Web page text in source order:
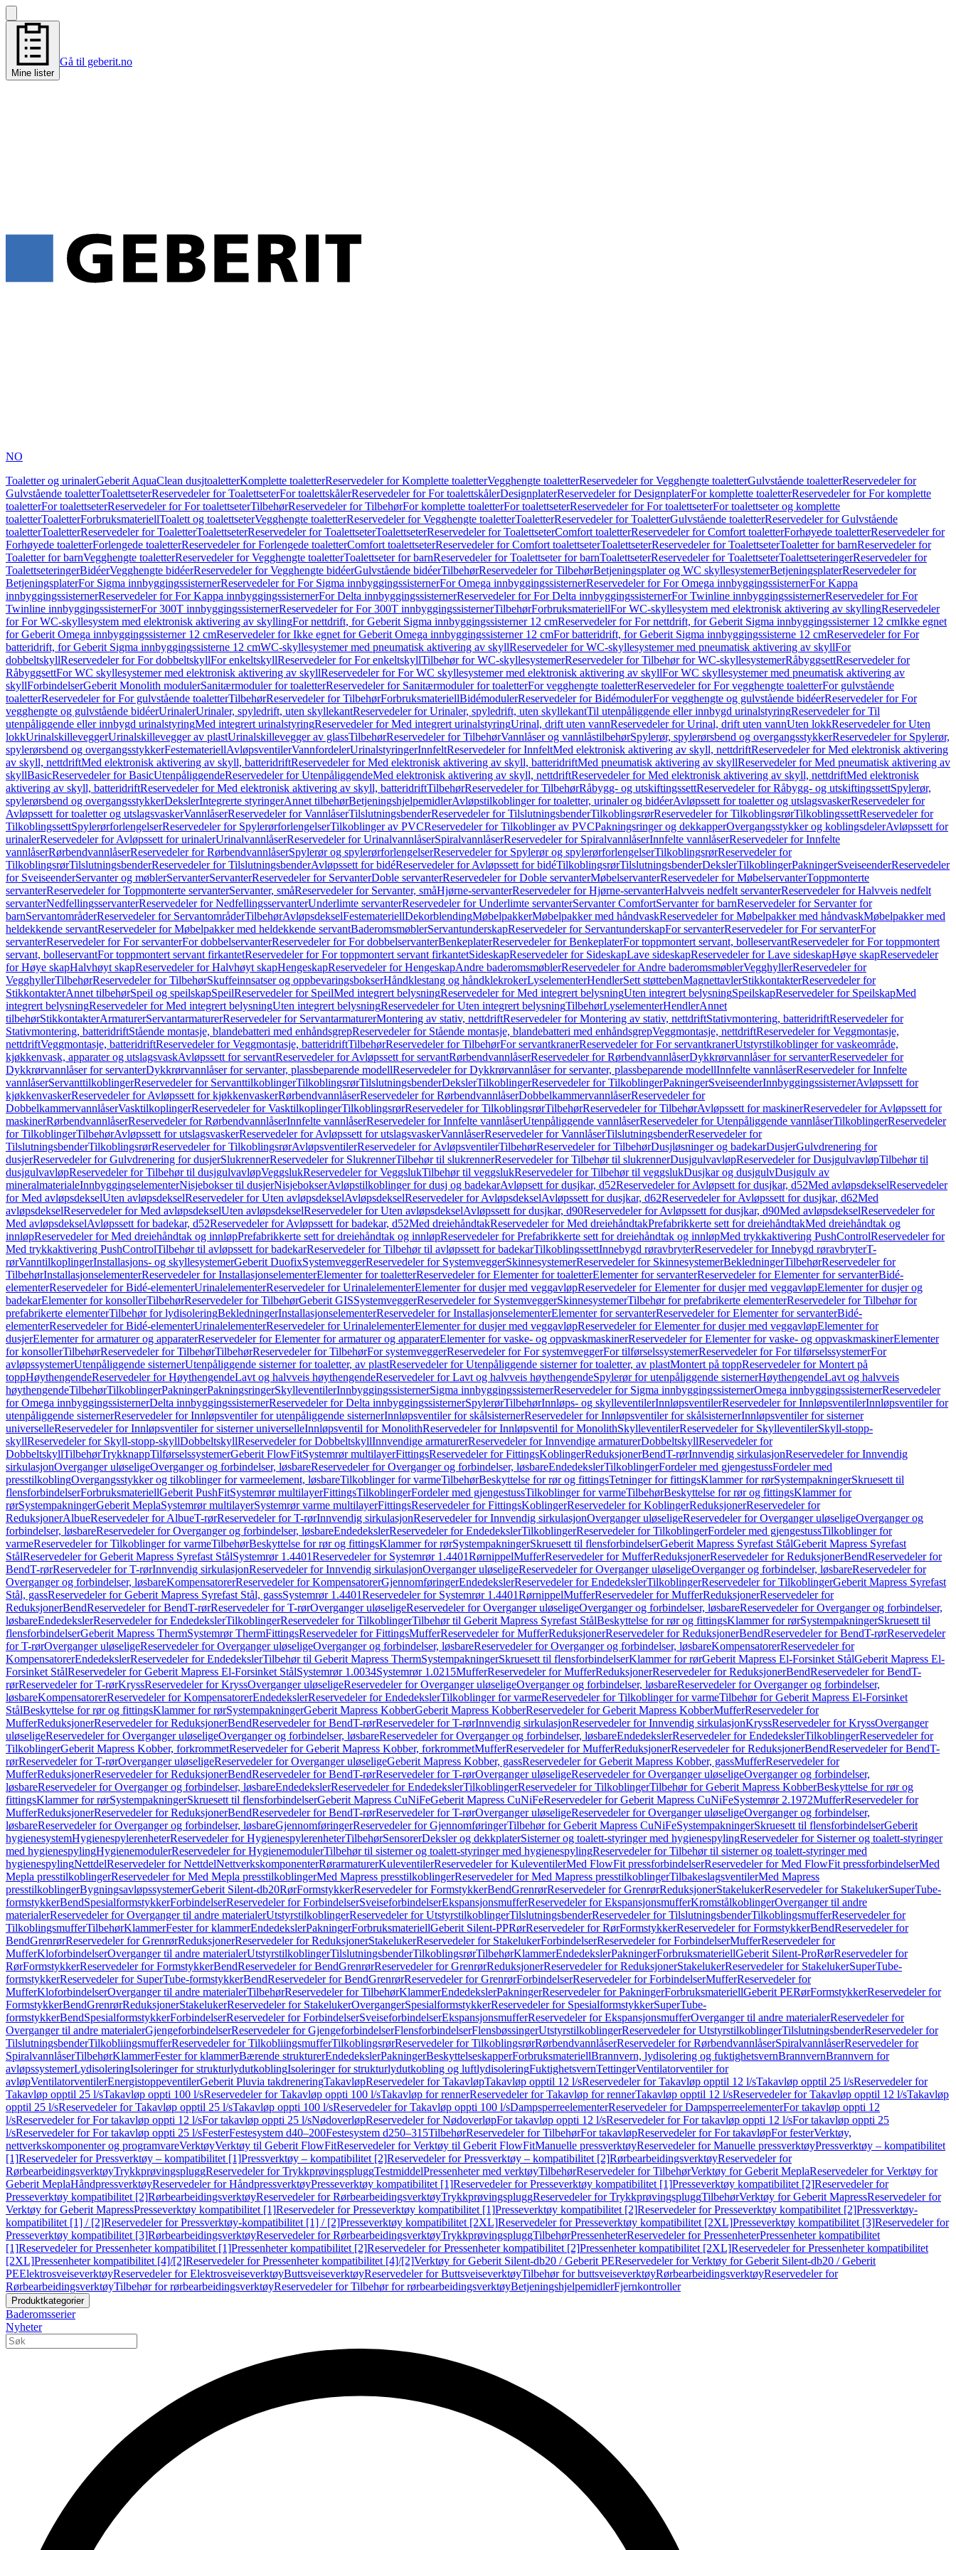
Mine lister
Gå til geberit.no
NO
Toaletter og urinalerGeberit AquaClean dusjtoaletterKomplette toaletterReservedeler for Komplette toaletterVegghengte toaletterReservedeler for Vegghengte toaletterGulvstående toaletterReservedeler for
Gulvstående toaletterToalettseterReservedeler for ToalettseterFor toalettskålerReservedeler for For toalettskålerDesignplaterReservedeler for DesignplaterFor komplette toaletterReservedeler for For komplette
toaletterFor toalettseterReservedeler for For toalettseterTilbehørReservedeler for TilbehørFor komplette toaletterFor toalettseterReservedeler for For toalettseterFor toalettseter og komplette
toaletterToaletterForbruksmateriellToalett og toalettseterVegghengte toaletterReservedeler for Vegghengte toaletterToaletterReservedeler for ToaletterGulvstående toaletterReservedeler for Gulvstående
toaletterToaletterReservedeler for ToaletterToalettseterReservedeler for ToalettseterToalettseterReservedeler for ToalettseterComfort toaletterReservedeler for Comfort toaletterForhøyede toaletterReservedeler for
Forhøyede toaletterForlengede toaletterReservedeler for Forlengede toaletterComfort toalettseterReservedeler for Comfort toalettseterToalettseterReservedeler for ToalettseterToaletter for barnReservedeler for
Toaletter for barnVegghengte toaletterReservedeler for Vegghengte toaletterToalettseter for barnReservedeler for Toalettseter for barnToalettseterReservedeler for ToalettseterToalettseteringerReservedeler for
ToalettseteringerBidéerVegghengte bidéerReservedeler for Vegghengte bidéerGulvstående bidéerTilbehørReservedeler for TilbehørBetjeningsplater og WC skyllesystemerBetjeningsplaterReservedeler for
BetjeningsplaterFor Sigma innbyggingssisternerReservedeler for For Sigma innbyggingssisternerFor Omega innbyggingssisternerReservedeler for For Omega innbyggingssisternerFor Kappa
innbyggingssisternerReservedeler for For Kappa innbyggingssisternerFor Delta innbyggingssisternerReservedeler for For Delta innbyggingssisternerFor Twinline innbyggingssisternerReservedeler for For
Twinline innbyggingssisternerFor 300T innbyggingssisternerReservedeler for For 300T innbyggingssisternerTilbehørForbruksmateriellFor WC-skyllesystem med elektronisk aktivering av skyllingReservedeler
for For WC-skyllesystem med elektronisk aktivering av skyllingFor nettdrift, for Geberit Sigma innbyggingssisterner 12 cmReservedeler for For nettdrift, for Geberit Sigma innbyggingssisterner 12 cmIkke egnet
for Geberit Omega innbyggingssisterner 12 cmReservedeler for Ikke egnet for Geberit Omega innbyggingssisterner 12 cmFor batteridrift, for Geberit Sigma innbyggingssisterne 12 cmReservedeler for For
batteridrift, for Geberit Sigma innbyggingssisterne 12 cmWC-skyllesystemer med pneumatisk aktivering av skyllReservedeler for WC-skyllesystemer med pneumatisk aktivering av skyllFor
dobbeltskyllReservedeler for For dobbeltskyllFor enkeltskyllReservedeler for For enkeltskyllTilbehør for WC-skyllesystemerReservedeler for Tilbehør for WC-skyllesystemerRåbyggsettReservedeler for
RåbyggsettFor WC skyllesystemer med elektronisk aktivering av skyllReservedeler for For WC skyllesystemer med elektronisk aktivering av skyllFor WC skyllesystemer med pneumatisk aktivering av
skyllForbindelserGeberit Monolith modulerSanitærmoduler for toaletterReservedeler for Sanitærmoduler for toaletterFor vegghengte toaletterReservedeler for For vegghengte toaletterFor gulvstående
toaletterReservedeler for For gulvstående toaletterTilbehørReservedeler for TilbehørForbruksmateriellBidémodulerReservedeler for BidémodulerFor vegghengte og gulvstående bidéerReservedeler for For
vegghengte og gulvstående bidéerUrinalerUrinaler, spyledrift, uten skyllekantReservedeler for Urinaler, spyledrift, uten skyllekantTil utenpåliggende eller innbygd urinalstyringReservedeler for Til
utenpåliggende eller innbygd urinalstyringMed integrert urinalstyringReservedeler for Med integrert urinalstyringUrinal, drift uten vannReservedeler for Urinal, drift uten vannUten lokkReservedeler for Uten
lokkUrinalskilleveggerUrinalskillevegger av plastUrinalskillevegger av glassTilbehørReservedeler for TilbehørVannlåser og vannlåstilbehørSpylerør, spylerørsbend og overgangsstykkerReservedeler for Spylerør,
spylerørsbend og overgangsstykkerFestemateriellAvløpsventilerVannfordelerUrinalstyringerInnfeltReservedeler for InnfeltMed elektronisk aktivering av skyll, nettdriftReservedeler for Med elektronisk aktivering
av skyll, nettdriftMed elektronisk aktivering av skyll, batteridriftReservedeler for Med elektronisk aktivering av skyll, batteridriftMed pneumatisk aktivering av skyllReservedeler for Med pneumatisk aktivering av
skyllBasicReservedeler for BasicUtenpåliggendeReservedeler for UtenpåliggendeMed elektronisk aktivering av skyll, nettdriftReservedeler for Med elektronisk aktivering av skyll, nettdriftMed elektronisk
aktivering av skyll, batteridriftReservedeler for Med elektronisk aktivering av skyll, batteridriftTilbehørReservedeler for TilbehørRåbygg- og utskiftingssettReservedeler for Råbygg- og utskiftingssettSpylerør,
spylerørsbend og overgangsstykkerDekslerIntegrerte styringerAnnet tilbehørBetjeningshjelpemidlerAvløpstilkoblinger for toaletter, urinaler og bidéerAvløpssett for toaletter og utslagsvaskerReservedeler for
Avløpssett for toaletter og utslagsvaskerVannlåserReservedeler for VannlåserTilslutningsbenderReservedeler for TilslutningsbenderTilkoblingsrørReservedeler for TilkoblingsrørTilkoblingssettReservedeler for
TilkoblingssettSpylerørforlengelserReservedeler for SpylerørforlengelserTilkoblinger av PVCReservedeler for Tilkoblinger av PVCPakningsringer og dekkapperOvergangsstykker og koblingsdelerAvløpssett for
urinalerReservedeler for Avløpssett for urinalerUrinalvannlåserReservedeler for UrinalvannlåserSpiralvannlåserReservedeler for SpiralvannlåserInnfelte vannlåserReservedeler for Innfelte
vannlåserRørbendvannlåserReservedeler for RørbendvannlåserSpylerør og spylerørforlengelserReservedeler for Spylerør og spylerørforlengelserTilkoblingsrørReservedeler for
TilkoblingsrørTilslutningsbenderReservedeler for TilslutningsbenderAvløpssett for bidéReservedeler for Avløpssett for bidéTilkoblingsrørTilslutningsbenderDekslerTilkoblingerPakningerSveiseenderReservedeler
for SveiseenderServanter og møblerServanterServanterReservedeler for ServanterDoble servanterReservedeler for Doble servanterMøbelservanterReservedeler for MøbelservanterToppmonterte
servanterReservedeler for Toppmonterte servanterServanter, småReservedeler for Servanter, småHjørne-servanterReservedeler for Hjørne-servanterHalvveis nedfelt servanterReservedeler for Halvveis nedfelt
servanterNedfellingsservanterReservedeler for NedfellingsservanterUnderlimte servanterReservedeler for Underlimte servanterServanter ComfortServanter for barnReservedeler for Servanter for
barnServantområderReservedeler for ServantområderTilbehørAvløpsdekselFestemateriellDekorblendingMøbelpakkerMøbelpakker med håndvaskReservedeler for Møbelpakker med håndvaskMøbelpakker med
heldekkende servantReservedeler for Møbelpakker med heldekkende servantBaderomsmøblerServantunderskapReservedeler for ServantunderskapFor servanterReservedeler for For servanterFor
servanterReservedeler for For servanterFor dobbelservanterReservedeler for For dobbelservanterBenkeplaterReservedeler for BenkeplaterFor toppmontert servant, bolleservantReservedeler for For toppmontert
servant, bolleservantFor toppmontert servant firkantetReservedeler for For toppmontert servant firkantetSideskapReservedeler for SideskapLave sideskapReservedeler for Lave sideskapHøye skapReservedeler
for Høye skapHalvhøyt skapReservedeler for Halvhøyt skapHengeskapReservedeler for HengeskapAndre baderomsmøblerReservedeler for Andre baderomsmøblerVegghyllerReservedeler for
VegghyllerTilbehørReservedeler for TilbehørSkuffeinnsatser og oppbevaringsbokserHåndklestang og håndklekrokerLyselementerHendlerSett støttebenMagnettavlerStikkontakterReservedeler for
StikkontakterAnnet tilbehørSpeil og speilskapSpeilReservedeler for SpeilMed integrert belysningReservedeler for Med integrert belysningUten integrert belysningSpeilskapReservedeler for SpeilskapMed
integrert belysningReservedeler for Med integrert belysningUten integrert belysningReservedeler for Uten integrert belysningTilbehørLyselementerHendlerAnnet
tilbehørStikkontakterArmaturerServantarmaturerReservedeler for ServantarmaturerMontering av stativ, nettdriftReservedeler for Montering av stativ, nettdriftStativmontering, batteridriftReservedeler for
Stativmontering, batteridriftStående montasje, blandebatteri med enhåndsgrepReservedeler for Stående montasje, blandebatteri med enhåndsgrepVeggmontasje, nettdriftReservedeler for Veggmontasje,
nettdriftVeggmontasje, batteridriftReservedeler for Veggmontasje, batteridriftTilbehørReservedeler for TilbehørFor servantkranerReservedeler for For servantkranerUtstyrstilkoblinger for vaskeområde,
kjøkkenvask, apparater og utslagsvaskAvløpssett for servantReservedeler for Avløpssett for servantRørbendvannlåserReservedeler for RørbendvannlåserDykkrørvannlåser for servanterReservedeler for
Dykkrørvannlåser for servanterDykkrørvannlåser for servanter, plassbeparende modellReservedeler for Dykkrørvannlåser for servanter, plassbeparende modellInnfelte vannlåserReservedeler for Innfelte
vannlåserServanttilkoblingerReservedeler for ServanttilkoblingerTilkoblingsrørTilslutningsbenderDekslerTilkoblingerReservedeler for TilkoblingerPakningerSveiseenderInnbyggingssisternerAvløpssett for
kjøkkenvaskerReservedeler for Avløpssett for kjøkkenvaskerRørbendvannlåserReservedeler for RørbendvannlåserDobbelkammervannlåserReservedeler for
DobbelkammervannlåserVasktilkoplingerReservedeler for VasktilkoplingerTilkoblingsrørReservedeler for TilkoblingsrørTilbehørReservedeler for TilbehørAvløpssett for maskinerReservedeler for Avløpssett for
maskinerRørbendvannlåserReservedeler for RørbendvannlåserInnfelte vannlåserReservedeler for Innfelte vannlåserUtenpåliggende vannlåserReservedeler for Utenpåliggende vannlåserTilkoblingerReservedeler
for TilkoblingerTilbehørAvløpssett for utslagsvaskerReservedeler for Avløpssett for utslagsvaskerVannlåserReservedeler for VannlåserTilslutningsbenderReservedeler for
TilslutningsbenderTilkoblingsrørReservedeler for TilkoblingsrørAvløpsventilerReservedeler for AvløpsventilerTilbehørReservedeler for TilbehørDusjløsninger og badekarDusjerGulvdrenering for
dusjerReservedeler for Gulvdrenering for dusjerSlukrennerReservedeler for SlukrennerTilbehør til slukrennerReservedeler for Tilbehør til slukrennerDusjgulvavløpReservedeler for DusjgulvavløpTilbehør til
dusjgulvavløpReservedeler for Tilbehør til dusjgulvavløpVeggslukReservedeler for VeggslukTilbehør til veggslukReservedeler for Tilbehør til veggslukDusjkar og dusjgulvDusjgulv av
mineralmaterialeInnbyggingselementerNisjebokser til dusjerNisjebokserAvløpstilkoblinger for dusj og badekarAvløpsett for dusjkar, d52Reservedeler for Avløpsett for dusjkar, d52Med avløpsdekselReservedeler
for Med avløpsdekselUten avløpsdekselReservedeler for Uten avløpsdekselAvløpsdekselReservedeler for AvløpsdekselAvløpssett for dusjkar, d62Reservedeler for Avløpssett for dusjkar, d62Med
avløpsdekselReservedeler for Med avløpsdekselUten avløpsdekselReservedeler for Uten avløpsdekselAvløpssett for dusjkar, d90Reservedeler for Avløpssett for dusjkar, d90Med avløpsdekselReservedeler for
Med avløpsdekselAvløpssett for badekar, d52Reservedeler for Avløpssett for badekar, d52Med dreiehåndtakReservedeler for Med dreiehåndtakPrefabrikkerte sett for dreiehåndtakMed dreiehåndtak og
innløpReservedeler for Med dreiehåndtak og innløpPrefabrikkerte sett for dreiehåndtak og innløpReservedeler for Prefabrikkerte sett for dreiehåndtak og innløpMed trykkaktivering PushControlReservedeler for
Med trykkaktivering PushControlTilbehør til avløpssett for badekarReservedeler for Tilbehør til avløpssett for badekarTilkoblingssettInnebygd røravbryterReservedeler for Innebygd røravbryterT-
rørVanntilkoplingerInstallasjons- og skyllesystemerGeberit DuofixSystemveggerReservedeler for SystemveggerSkinnesystemerReservedeler for SkinnesystemerBekledningerTilbehørReservedeler for
TilbehørInstallasjonselementerReservedeler for InstallasjonselementerElementer for toaletterReservedeler for Elementer for toaletterElementer for servanterReservedeler for Elementer for servanterBidé-
elementerReservedeler for Bidé-elementerUrinalelementerReservedeler for UrinalelementerElementer for dusjer med veggavløpReservedeler for Elementer for dusjer med veggavløpElementer for dusjer og
badekarElementer for konsollerTilbehørReservedeler for TilbehørGeberit GISSystemveggerReservedeler for SystemveggerSkinnesystemerTilbehør for prefabrikerte elementerReservedeler for Tilbehør for
prefabrikerte elementerTilbehør for lydisoleringBekledningerInstallasjonselementerReservedeler for InstallasjonselementerElementer for servanterReservedeler for Elementer for servanterBidé-
elementerReservedeler for Bidé-elementerUrinalelementerReservedeler for UrinalelementerElementer for dusjer med veggavløpReservedeler for Elementer for dusjer med veggavløpElementer for
dusjerElementer for armaturer og apparaterReservedeler for Elementer for armaturer og apparaterElementer for vaske- og oppvaskmaskinerReservedeler for Elementer for vaske- og oppvaskmaskinerElementer
for konsollerTilbehørReservedeler for TilbehørTilbehørReservedeler for TilbehørFor systemveggerReservedeler for For systemveggerFor tilførselssystemerReservedeler for For tilførselssystemerFor
avløpssystemerUtenpåliggende sisternerUtenpåliggende sisterner for toaletter, av plastReservedeler for Utenpåliggende sisterner for toaletter, av plastMontert på toppReservedeler for Montert på
toppHøythengendeReservedeler for HøythengendeLavt og halvveis høythengendeReservedeler for Lavt og halvveis høythengendeSpylerør for utenpåliggende sisternerHøythengendeLavt og halvveis
høythengendeTilbehørTilkoblingerPakningerPakningsringerSkylleventilerInnbyggingssisternerSigma innbyggingssisternerReservedeler for Sigma innbyggingssisternerOmega innbyggingssisternerReservedeler
for Omega innbyggingssisternerDelta innbyggingssisternerReservedeler for Delta innbyggingssisternerSpylerørTilbehørInnløps- og skylleventilerInnløpsventilerReservedeler for InnløpsventilerInnløpsventiler for
utenpåliggende sisternerReservedeler for Innløpsventiler for utenpåliggende sisternerInnløpsventiler for skålsisternerReservedeler for Innløpsventiler for skålsisternerInnløpsventiler for sisterner
universelleReservedeler for Innløpsventiler for sisterner universelleInnløpsventil for MonolithReservedeler for Innløpsventil for MonolithSkylleventilerReservedeler for SkylleventilerSkyll-stopp-
skyllReservedeler for Skyll-stopp-skyllDobbeltskyllReservedeler for DobbeltskyllInnvendige armaturerReservedeler for Innvendige armaturerDobbeltskyllReservedeler for
DobbeltskyllTilbehørTrykknappTilførselssystemerGeberit FlowFitSystemrør multilayerFittingsReservedeler for FittingsKoblingerReduksjonerBendT-rørInnvendig sirkulasjonReservedeler for Innvendig
sirkulasjonOverganger uløseligeOverganger og forbindelser, løsbareReservedeler for Overganger og forbindelser, løsbareEndedekslerTilkoblingerFordeler med gjengestussFordeler med
presstilkoblingOvergangsstykker og tilkoblinger for varmeelement, løsbareTilkoblinger for varmeTilbehørBeskyttelse for rør og fittingsTetninger for fittingsKlammer for rørSystempakningerSkruesett til
flensforbindelserForbruksmateriellGeberit PushFitSystemrør multilayerFittingsTilkoblingerFordeler med gjengestussTilkoblinger for varmeTilbehørBeskyttelse for rør og fittingsKlammer for
rørSystempakningerGeberit MeplaSystemrør multilayerSystemrør varme multilayerFittingsReservedeler for FittingsKoblingerReservedeler for KoblingerReduksjonerReservedeler for
ReduksjonerAlbueReservedeler for AlbueT-rørReservedeler for T-rørInnvendig sirkulasjonReservedeler for Innvendig sirkulasjonOverganger uløseligeReservedeler for Overganger uløseligeOverganger og
forbindelser, løsbareReservedeler for Overganger og forbindelser, løsbareEndedekslerReservedeler for EndedekslerTilkoblingerReservedeler for TilkoblingerFordeler med gjengestussTilkoblinger for
varmeReservedeler for Tilkoblinger for varmeTilbehørBeskyttelse for rør og fittingsKlammer for rørSystempakningerSkruesett til flensforbindelserGeberit Mapress Syrefast StålGeberit Mapress Syrefast
StålReservedeler for Geberit Mapress Syrefast StålSystemrør 1.4401Reservedeler for Systemrør 1.4401RørnippelMufferReservedeler for MufferReduksjonerReservedeler for ReduksjonerBendReservedeler for
BendT-rørReservedeler for T-rørInnvendig sirkulasjonReservedeler for Innvendig sirkulasjonOverganger uløseligeReservedeler for Overganger uløseligeOverganger og forbindelser, løsbareReservedeler for
Overganger og forbindelser, løsbareKompensatorerReservedeler for KompensatorerGjennomføringerEndedekslerReservedeler for EndedekslerTilkoblingerReservedeler for TilkoblingerGeberit Mapress Syrefast
Stål, gassReservedeler for Geberit Mapress Syrefast Stål, gassSystemrør 1.4401Reservedeler for Systemrør 1.4401RørnippelMufferReservedeler for MufferReduksjonerReservedeler for
ReduksjonerBendReservedeler for BendT-rørReservedeler for T-rørOverganger uløseligeReservedeler for Overganger uløseligeOverganger og forbindelser, løsbareReservedeler for Overganger og forbindelser,
løsbareEndedekslerReservedeler for EndedekslerTilkoblingerReservedeler for TilkoblingerTilbehør til Geberit Mapress Syrefast StålBeskyttelse for rør og fittingsKlammer for rørSystempakningerSkruesett til
flensforbindelserGeberit Mapress ThermSystemrør ThermFittingsReservedeler for FittingsMufferReservedeler for MufferReduksjonerReservedeler for ReduksjonerBendReservedeler for BendT-rørReservedeler
for T-rørOverganger uløseligeReservedeler for Overganger uløseligeOverganger og forbindelser, løsbareReservedeler for Overganger og forbindelser, løsbareKompensatorerReservedeler for
KompensatorerEndedekslerReservedeler for EndedekslerTilbehør til Geberit Mapress ThermSystempakningerSkruesett til flensforbindelserKlammer for rørGeberit Mapress El-Forsinket StålGeberit Mapress El-
Forsinket StålReservedeler for Geberit Mapress El-Forsinket StålSystemrør 1.0034Systemrør 1.0215MufferReservedeler for MufferReduksjonerReservedeler for ReduksjonerBendReservedeler for BendT-
rørReservedeler for T-rørKryssReservedeler for KryssOverganger uløseligeReservedeler for Overganger uløseligeOverganger og forbindelser, løsbareReservedeler for Overganger og forbindelser,
løsbareKompensatorerReservedeler for KompensatorerEndedekslerReservedeler for EndedekslerTilkoblinger for varmeReservedeler for Tilkoblinger for varmeTilbehør for Geberit Mapress El-Forsinket
StålBeskyttelse for rør og fittingsKlammer for rørSystempakningerGeberit Mapress KobberGeberit Mapress KobberReservedeler for Geberit Mapress KobberMufferReservedeler for
MufferReduksjonerReservedeler for ReduksjonerBendReservedeler for BendT-rørReservedeler for T-rørInnvendig sirkulasjonReservedeler for Innvendig sirkulasjonKryssReservedeler for KryssOverganger
uløseligeReservedeler for Overganger uløseligeOverganger og forbindelser, løsbareReservedeler for Overganger og forbindelser, løsbareEndedekslerReservedeler for EndedekslerTilkoblingerReservedeler for
TilkoblingerGeberit Mapress Kobber, forkrommetReservedeler for Geberit Mapress Kobber, forkrommetMufferReservedeler for MufferReduksjonerReservedeler for ReduksjonerBendReservedeler for BendT-
rørReservedeler for T-rørOverganger uløseligeReservedeler for Overganger uløseligeGeberit Mapress Kobber, gassReservedeler for Geberit Mapress Kobber, gassMufferReservedeler for
MufferReduksjonerReservedeler for ReduksjonerBendReservedeler for BendT-rørReservedeler for T-rørOverganger uløseligeReservedeler for Overganger uløseligeOverganger og forbindelser,
løsbareReservedeler for Overganger og forbindelser, løsbareEndedekslerReservedeler for EndedekslerTilkoblingerReservedeler for TilkoblingerTilbehør for Geberit Mapress KobberBeskyttelse for rør og
fittingsKlammer for rørSystempakningerSkruesett til flensforbindelserGeberit Mapress CuNiFeGeberit Mapress CuNiFeReservedeler for Geberit Mapress CuNiFeSystemrør 2.1972MufferReservedeler for
MufferReduksjonerReservedeler for ReduksjonerBendReservedeler for BendT-rørReservedeler for T-rørOverganger uløseligeReservedeler for Overganger uløseligeOverganger og forbindelser,
løsbareReservedeler for Overganger og forbindelser, løsbareGjennomføringerReservedeler for GjennomføringerTilbehør for Geberit Mapress CuNiFeSystempakningerSkruesett til flensforbindelserGeberit
hygienesystemHygienespylerenheterReservedeler for HygienespylerenheterTilbehørSensorerDeksler og dekkplaterSisterner og toalett-styringer med hygienespylingReservedeler for Sisterner og toalett-styringer
med hygienespylingHygienemodulerReservedeler for HygienemodulerTilbehør til sisterner og toalett-styringer med hygienespylingReservedeler for Tilbehør til sisterner og toalett-styringer med
hygienespylingNettdelReservedeler for NettdelNettverkskomponenterRørarmaturerKuleventilerReservedeler for KuleventilerMed FlowFit pressforbindelserReservedeler for Med FlowFit pressforbindelserMed
Mepla presstilkoblingerReservedeler for Med Mepla presstilkoblingerMed Mapress presstilkoblingerReservedeler for Med Mapress presstilkoblingerTilbakeslagsventilerMed Mapress
presstilkoblingerBygningsavløpssystemerGeberit Silent-db20RørFormstykkerReservedeler for FormstykkerBendGrenrørReservedeler for GrenrørReduksjonerStakelukerReservedeler for StakelukerSuperTube-
formstykkerBendSpesialformstykkerForbindelserReservedeler for ForbindelserSveiseforbindelserEkspansjonsmufferReservedeler for EkspansjonsmufferKromstålkoblingerOverganger til andre
materialerReservedeler for Overganger til andre materialerUtstyrstilkoblingerReservedeler for UtstyrstilkoblingerTilslutningsbenderReservedeler for TilslutningsbenderTilkoblingsmufferReservedeler for
TilkoblingsmufferTilbehørKlammerFester for klammerEndedekslerPakningerForbruksmateriellGeberit Silent-PPRørReservedeler for RørFormstykkerReservedeler for FormstykkerBendReservedeler for
BendGrenrørReservedeler for GrenrørReduksjonerReservedeler for ReduksjonerStakelukerReservedeler for StakelukerForbindelserReservedeler for ForbindelserMufferReservedeler for
MufferKloforbindelserOverganger til andre materialerUtstyrstilkoblingerTilslutningsbenderTilkoblingsrørTilbehørKlammerEndedekslerPakningerForbruksmateriellGeberit Silent-ProRørReservedeler for
RørFormstykkerReservedeler for FormstykkerBendReservedeler for BendGrenrørReservedeler for GrenrørReduksjonerReservedeler for ReduksjonerStakelukerReservedeler for StakelukerSuperTube-
formstykkerReservedeler for SuperTube-formstykkerBendReservedeler for BendGrenrørReservedeler for GrenrørForbindelserReservedeler for ForbindelserMufferReservedeler for
MufferKloforbindelserOverganger til andre materialerTilbehørReservedeler for TilbehørKlammerEndedekslerPakningerReservedeler for PakningerForbruksmateriellGeberit PERørFormstykkerReservedeler for
FormstykkerBendGrenrørReduksjonerStakelukerReservedeler for StakelukerOvergangerSpesialformstykkerReservedeler for SpesialformstykkerSuperTube-
formstykkerBendSpesialformstykkerForbindelserReservedeler for ForbindelserSveiseforbindelserEkspansjonsmufferReservedeler for EkspansjonsmufferOverganger til andre materialerReservedeler for
Overganger til andre materialerGjengeforbindelserReservedeler for GjengeforbindelserFlensforbindelserFlensbøssingerUtstyrstilkoblingerReservedeler for UtstyrstilkoblingerTilslutningsbenderReservedeler for
TilslutningsbenderTilkobliingsmufferReservedeler for TilkobliingsmufferTilkoblingsrørReservedeler for TilkoblingsrørRørbendvannlåserReservedeler for RørbendvannlåserSpiralvannlåserReservedeler for
SpiralvannlåserTilbehørKlammerFester for klammerBærende strukturerEndedekslerPakningerBeskyttelseskapperForbruksmateriellBrannvern, lydisolering og fuktighetsvernBrannvernBrannvern for
avløpssystemerLydisoleringIsoleringer for strukturlydutkoblingIsoleringer for strukturlydutkobling og luftlydisoleringFuktighetsvernTettingerVentilatorventiler for
avløpVentilatorventilerEnergistoppeventilerGeberit Pluvia takdreneringTakavløpReservedeler for TakavløpTakavløp opptil 12 l/sReservedeler for Takavløp opptil 12 l/sTakavløp opptil 25 l/sReservedeler for
Takavløp opptil 25 l/sTakavløp oppti 100 l/sReservedeler for Takavløp oppti 100 l/sTakavløp for rennerReservedeler for Takavløp for rennerTakavløp opptil 12 l/sReservedeler for Takavløp opptil 12 l/sTakavløp
opptil 25 l/sReservedeler for Takavløp opptil 25 l/sTakavløp oppti 100 l/sReservedeler for Takavløp oppti 100 l/sDampsperreelementerReservedeler for DampsperreelementerFor takavløp oppti 12
l/sReservedeler for For takavløp oppti 12 l/sFor takavløp oppti 25 l/sNødoverløpReservedeler for NødoverløpFor takavløp oppti 12 l/sReservedeler for For takavløp oppti 12 l/sFor takavløp oppti 25
l/sReservedeler for For takavløp oppti 25 l/sFesterFestesystem d40–200Festesystem d250–315TilbehørReservedeler for TilbehørFor takavløpReservedeler for For takavløpFor festerVerktøy,
nettverkskomponenter og programvareVerktøyVerktøy til Geberit FlowFitReservedeler for Verktøy til Geberit FlowFitManuelle pressverktøyReservedeler for Manuelle pressverktøyPressverktøy – kompatibilitet
[1]Reservedeler for Pressverktøy – kompatibilitet [1]Pressverktøy – kompatibilitet [2]Reservedeler for Pressverktøy – kompatibilitet [2]RørbearbeidingsverktøyReservedeler for
RørbearbeidingsverktøyTrykkprøvingspluggReservedeler for TrykkprøvingspluggTestmiddelPressenheter med verktøyTilbehørReservedeler for TilbehørVerktøy for Geberit MeplaReservedeler for Verktøy for
Geberit MeplaHåndpressverktøyReservedeler for HåndpressverktøyPresseverktøy kompatibilitet [1]Reservedeler for Presseverktøy kompatibilitet [1]Presseverktøy kompatibilitet [2]Reservedeler for
Presseverktøy kompatibilitet [2]RørbearbeidingsverktøyReservedeler for RørbearbeidingsverktøyTrykkprøvingspluggReservedeler for TrykkprøvingspluggTilbehørVerktøy for Geberit MapressReservedeler for
Verktøy for Geberit MapressPresseverktøy kompatibilitet [1]Reservedeler for Presseverktøy kompatibilitet [1]Presseverktøy kompatibilitet [2]Reservedeler for Presseverktøy kompatibilitet [2]Pressverktøy-
kompatibilitet [1] / [2]Reservedeler for Pressverktøy-kompatibilitet [1] / [2]Presseverktøy kompatibilitet [2XL]Reservedeler for Presseverktøy kompatibilitet [2XL]Presseverktøy kompatibilitet [3]Reservedeler for
Presseverktøy kompatibilitet [3]RørbearbeidingsverktøyReservedeler for RørbearbeidingsverktøyTrykkprøvingspluggTilbehørPressenheterReservedeler for PressenheterPressenheter kompatibilitet
[1]Reservedeler for Pressenheter kompatibilitet [1]Pressenheter kompatibilitet [2]Reservedeler for Pressenheter kompatibilitet [2]Pressenheter kompatibilitet [2XL]Reservedeler for Pressenheter kompatibilitet
[2XL]Pressenheter kompatibilitet [4]/[2]Reservedeler for Pressenheter kompatibilitet [4]/[2]Verktøy for Geberit Silent-db20 / Geberit PEReservedeler for Verktøy for Geberit Silent-db20 / Geberit
PEElektrosveiseverktøyReservedeler for ElektrosveiseverktøyButtsveiseverktøyReservedeler for ButtsveiseverktøyTilbehør for buttsveiseverktøyRørbearbeidingsverktøyReservedeler for
RørbearbeidingsverktøyTilbehør for rørbearbeidingsverktøyReservedeler for Tilbehør for rørbearbeidingsverktøyBetjeningshjelpemidlerFjernkontroller
Produktkategorier
Baderomsserier
Nyheter